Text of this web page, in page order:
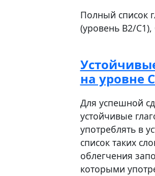
Полный список
(уровень B2/
на уровне
Для успешной
устойчивые
употреблять в
список таких
облегчения
которыми